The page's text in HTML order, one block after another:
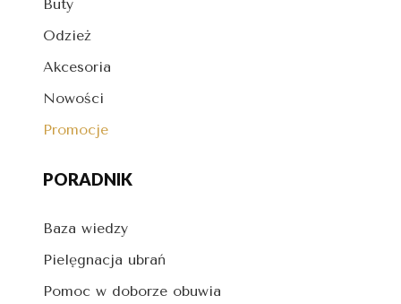
Buty
Odzież
Akcesoria
Nowości
Promocje
PORADNIK
Baza wiedzy
Pielęgnacja ubrań
Pomoc w doborze obuwia